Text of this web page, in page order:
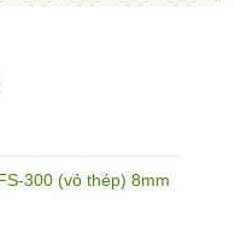
300 (vỏ thép) 8mm